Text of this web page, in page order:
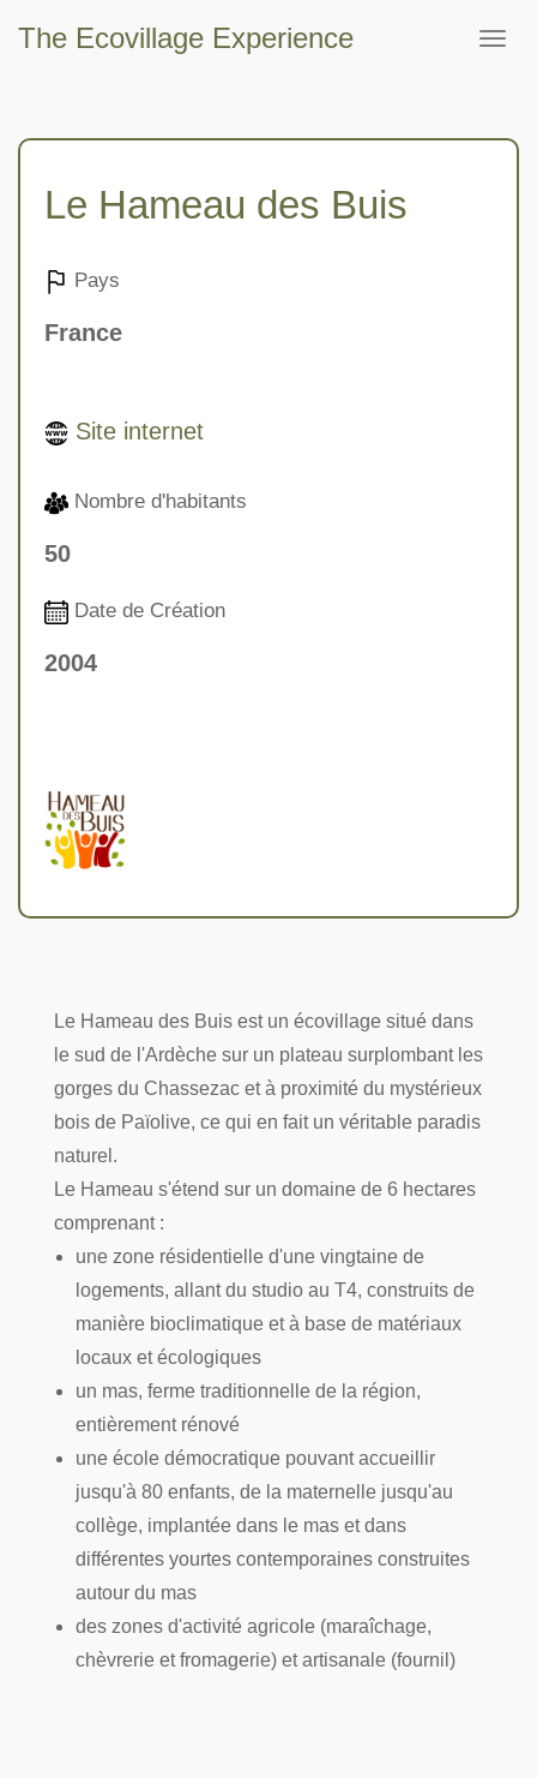
The Ecovillage Experience
Le Hameau des Buis
Pays
France
Site internet
Nombre d'habitants
50
Date de Création
2004
Le Hameau des Buis est un écovillage situé dans
le sud de l'Ardèche sur un plateau surplombant les
gorges du Chassezac et à proximité du mystérieux
bois de Païolive, ce qui en fait un véritable paradis
naturel.
Le Hameau s'étend sur un domaine de 6 hectares
comprenant :
une zone résidentielle d'une vingtaine de
logements, allant du studio au T4, construits de
manière bioclimatique et à base de matériaux
locaux et écologiques
un mas, ferme traditionnelle de la région,
entièrement rénové
une école démocratique pouvant accueillir
jusqu'à 80 enfants, de la maternelle jusqu'au
collège, implantée dans le mas et dans
différentes yourtes contemporaines construites
autour du mas
des zones d'activité agricole (maraîchage,
chèvrerie et fromagerie) et artisanale (fournil)